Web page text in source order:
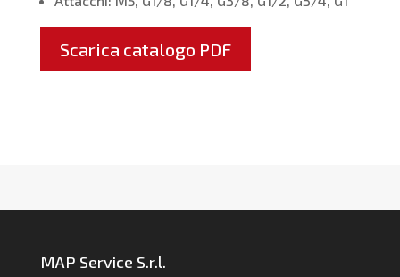
Scarica catalogo PDF
MAP Service S.r.l.